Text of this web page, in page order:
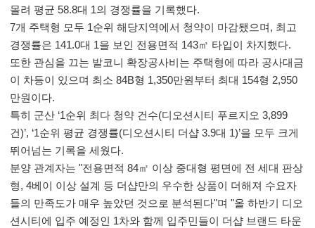
몰려 평균 58.8대 1의 경쟁률을 기록했다.
7개 주택형 모두 1순위 해당지역에서 청약이 마감됐으며, 최고
경쟁률은 141.0대 1을 보인 전용면적 143㎡ 타입이 차지했다.
또한 관심을 끄는 발코니 확장공사비는 주택형에 따라 공사대금
이 차등이 있으며 최소 84B형 1,350만원부터 최대 154형 2,950
만원이다.
특히 군산 ‘1순위 최다 청약 건수(디오션시티 푸르지오 3,899
건)’, ‘1순위 평균 경쟁률(디오션시티 더샵 3.9대 1)’을 모두 크게
뛰어넘는 기록을 세웠다.
분양 관계자는 "전용면적 84㎡ 이상 중대형 평면에 전 세대 판상
형, 4베이 이상 설계 등 더샵만의 우수한 상품이 더해져 수요자
들의 만족도가 매우 높았던 것으로 분석된다"며 "올 하반기 디오
션시티에 입주 예정인 1차와 함께 입주민들이 더샵 브랜드 타운